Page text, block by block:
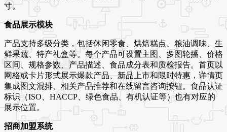
寸。
食品展示模块
产品支持多级分类，包括休闲零食、烘焙糕点、粮油调味、生
鲜果蔬、特产礼盒等。每个产品可设置主图、多图轮播、价格
区间、规格参数、产品描述、食品成分表和质检报告。首页以
网格或卡片形式展示爆款产品、新品上市和限时特惠，详情页
集成图文混排、相关产品推荐和在线留言咨询按钮。食品认证
标识（ISO、HACCP、绿色食品、有机认证等）也有对应的
展示位置。
招商加盟系统